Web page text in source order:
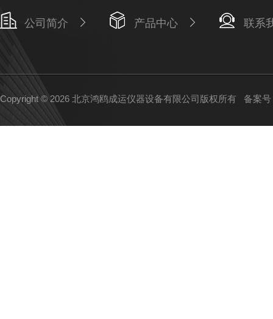
公司简介 产品中心 联系
Copyright © 2026 北京鸿鸥成运仪器设备有限公司版权所有 备案号